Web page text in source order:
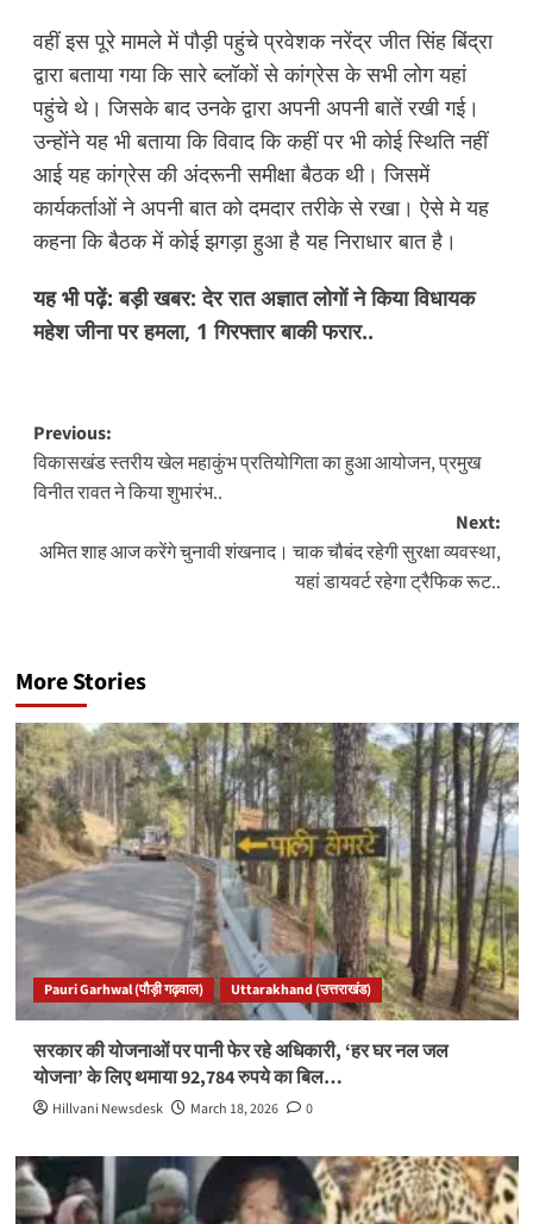
वहीं इस पूरे मामले में पौड़ी पहुंचे प्रवेशक नरेंद्र जीत सिंह बिंद्रा
द्वारा बताया गया कि सारे ब्लॉकों से कांग्रेस के सभी लोग यहां
पहुंचे थे। जिसके बाद उनके द्वारा अपनी अपनी बातें रखी गई।
उन्होंने यह भी बताया कि विवाद कि कहीं पर भी कोई स्थिति नहीं
आई यह कांग्रेस की अंदरूनी समीक्षा बैठक थी। जिसमें
कार्यकर्ताओं ने अपनी बात को दमदार तरीके से रखा। ऐसे मे यह
कहना कि बैठक में कोई झगड़ा हुआ है यह निराधार बात है।
यह भी पढ़ें: बड़ी खबर: देर रात अज्ञात लोगों ने किया विधायक
महेश जीना पर हमला, 1 गिरफ्तार बाकी फरार..
Post
navigation
Previous:
विकासखंड स्तरीय खेल महाकुंभ प्रतियोगिता का हुआ आयोजन, प्रमुख
विनीत रावत ने किया शुभारंभ..
Next:
अमित शाह आज करेंगे चुनावी शंखनाद। चाक चौबंद रहेगी सुरक्षा व्यवस्था,
यहां डायवर्ट रहेगा ट्रैफिक रूट..
More Stories
Pauri Garhwal (पौड़ी गढ़वाल) Uttarakhand (उत्तराखंड)
सरकार की योजनाओं पर पानी फेर रहे अधिकारी, ‘हर घर नल जल
योजना’ के लिए थमाया 92,784 रुपये का बिल…
Hillvani Newsdesk March 18, 2026 0